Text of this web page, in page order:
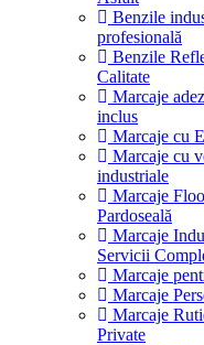
Benzile
profesională
Benzile
Calitate
Marcaje
inclus
Marcaje cu
Marcaje cu
industriale
Marcaje
Pardoseală
Marcaje
Servicii
Marcaje
Marcaje
Marcaje
Private